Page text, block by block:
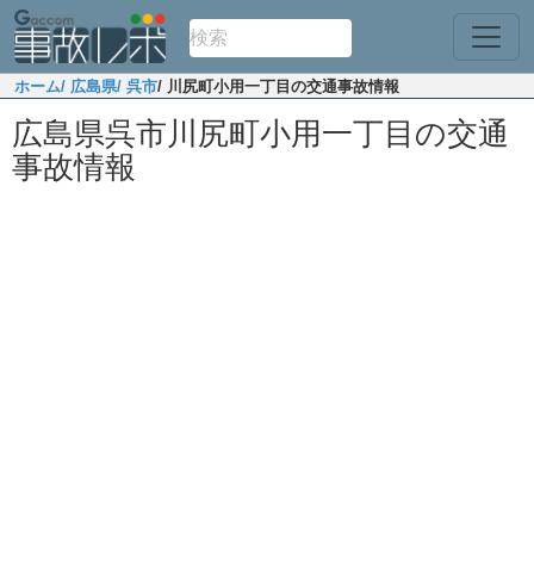
ホーム/ 広島県/ 呉市/ 川尻町小用一丁目の交通事故情報
広島県呉市川尻町小用一丁目の交通
事故情報